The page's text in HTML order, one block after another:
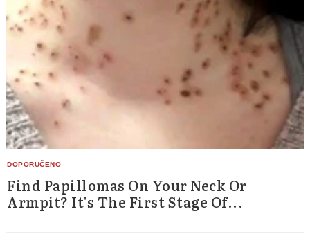
Find Papillomas On Your Neck Or
Armpit? It's The First Stage Of...
Search
for: